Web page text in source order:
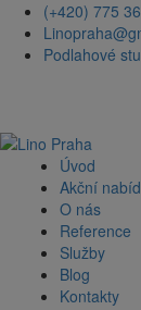
(+420) 775
Podlahové
Úvod
Akční
O nás
Reference
Služby
Blog
Kontakty